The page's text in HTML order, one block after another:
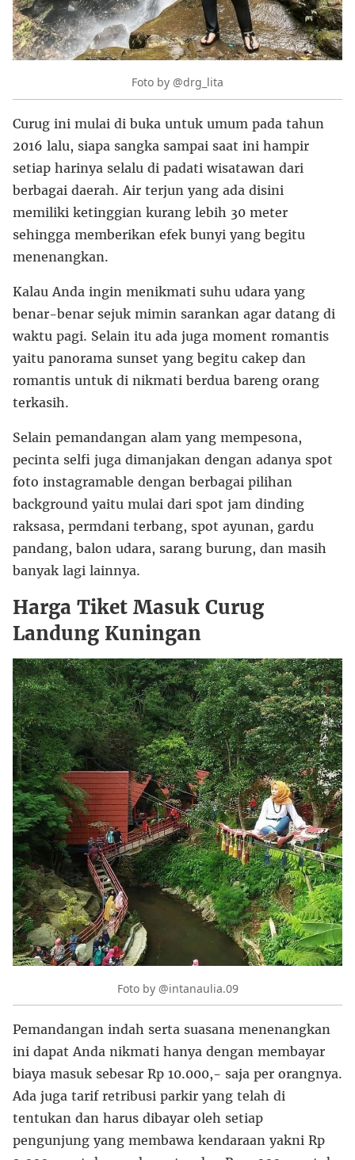
Foto by @drg_lita
Curug ini mulai di buka untuk umum pada tahun
2016 lalu, siapa sangka sampai saat ini hampir
setiap harinya selalu di padati wisatawan dari
berbagai daerah. Air terjun yang ada disini
memiliki ketinggian kurang lebih 30 meter
sehingga memberikan efek bunyi yang begitu
menenangkan.
Kalau Anda ingin menikmati suhu udara yang
benar-benar sejuk mimin sarankan agar datang di
waktu pagi. Selain itu ada juga moment romantis
yaitu panorama sunset yang begitu cakep dan
romantis untuk di nikmati berdua bareng orang
terkasih.
Selain pemandangan alam yang mempesona,
pecinta selfi juga dimanjakan dengan adanya spot
foto instagramable dengan berbagai pilihan
background yaitu mulai dari spot jam dinding
raksasa, permdani terbang, spot ayunan, gardu
pandang, balon udara, sarang burung, dan masih
banyak lagi lainnya.
Harga Tiket Masuk Curug
Landung Kuningan
Foto by @intanaulia.09
Pemandangan indah serta suasana menenangkan
ini dapat Anda nikmati hanya dengan membayar
biaya masuk sebesar Rp 10.000,- saja per orangnya.
Ada juga tarif retribusi parkir yang telah di
tentukan dan harus dibayar oleh setiap
pengunjung yang membawa kendaraan yakni Rp